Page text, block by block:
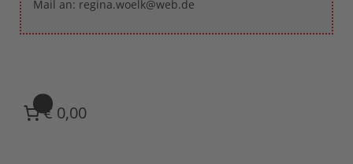
Mail an: regina.woelk@web.de
€ 0,00